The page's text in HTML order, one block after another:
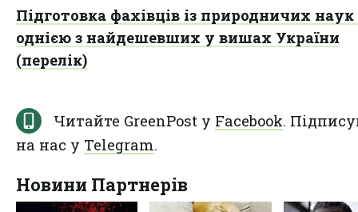
Підготовка фахівців із природничих наук
однією з найдешевших у вишах України
(перелік)
Читайте GreenPost у Facebook.
на нас у Telegram.